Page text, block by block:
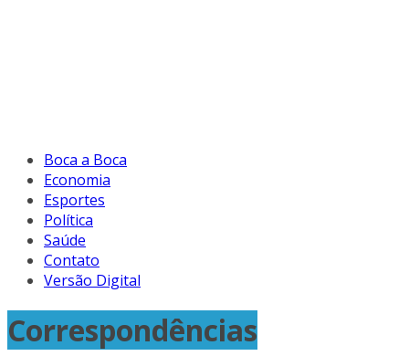
Boca a Boca
Economia
Esportes
Política
Saúde
Contato
Versão Digital
Correspondências